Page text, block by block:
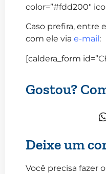
color=”#fdd200″
Caso prefira,
com ele via e-mail :
[caldera_form
Gostou?
Deixe um
Você precisa fazer o